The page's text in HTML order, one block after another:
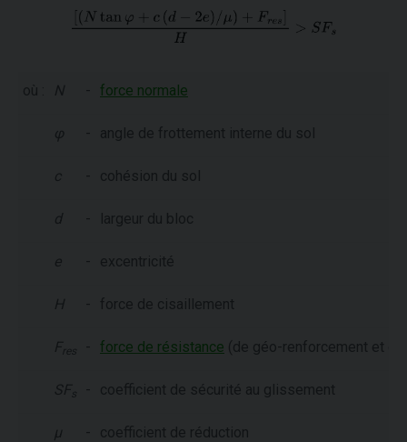
où : N - force normale
φ - angle de frottement interne du sol
c - cohésion du sol
d - largeur du bloc
e - excentricité
H - force de cisaillement
F res - force de résistance (de géo-renforcement et
SF s - coefficient de sécurité au glissement
µ - coefficient de réduction